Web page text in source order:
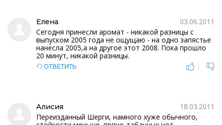
Елена
03.06.2011
Сегодня принесли аромат - никакой разницы с
выпуском 2005 года не ощущаю - на одно запястье
нанесла 2005,а на другое этот 2008. Пока прошло
20 минут, никакой разницы.
ОТВЕТИТЬ |
Алисия
18.03.2011
Переизданный Шерги, намного хуже обычного,